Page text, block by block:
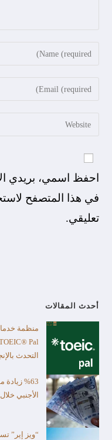
احفظ اسمي، بريدي
في هذا المتصفح
تعليقي.
أحدث المقالات
منظمة
التحدث
%63
الأجنبي
“ويز إير”